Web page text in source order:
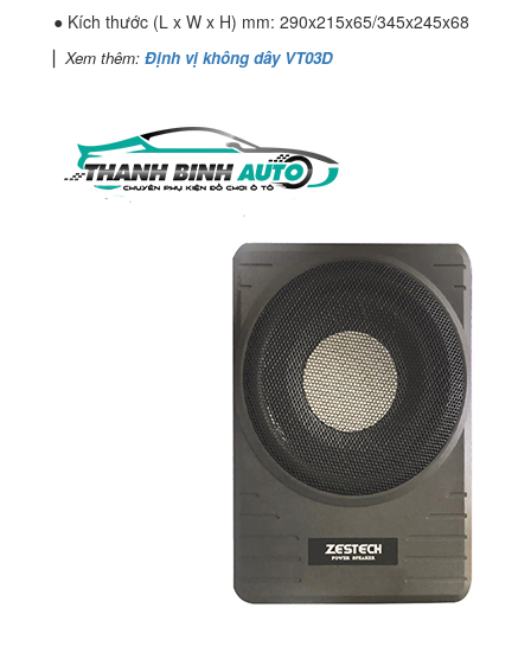
● Kích thước (L x W x H) mm: 290x215x65/345x245x68
▏ Xem thêm: Định vị không dây VT03D